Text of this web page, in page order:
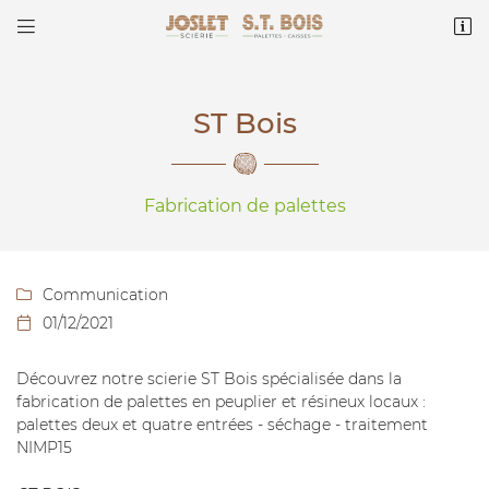
 
ZA Goursac
Adresse email de réception
 Recopier le code ci-contre
 Rafraîchir le captcha
ST Bois
Fabrication de palettes
 Communication
 01/12/2021
Découvrez notre scierie ST Bois spécialisée dans la
fabrication de palettes en peuplier et résineux locaux :
palettes deux et quatre entrées - séchage - traitement
NIMP15